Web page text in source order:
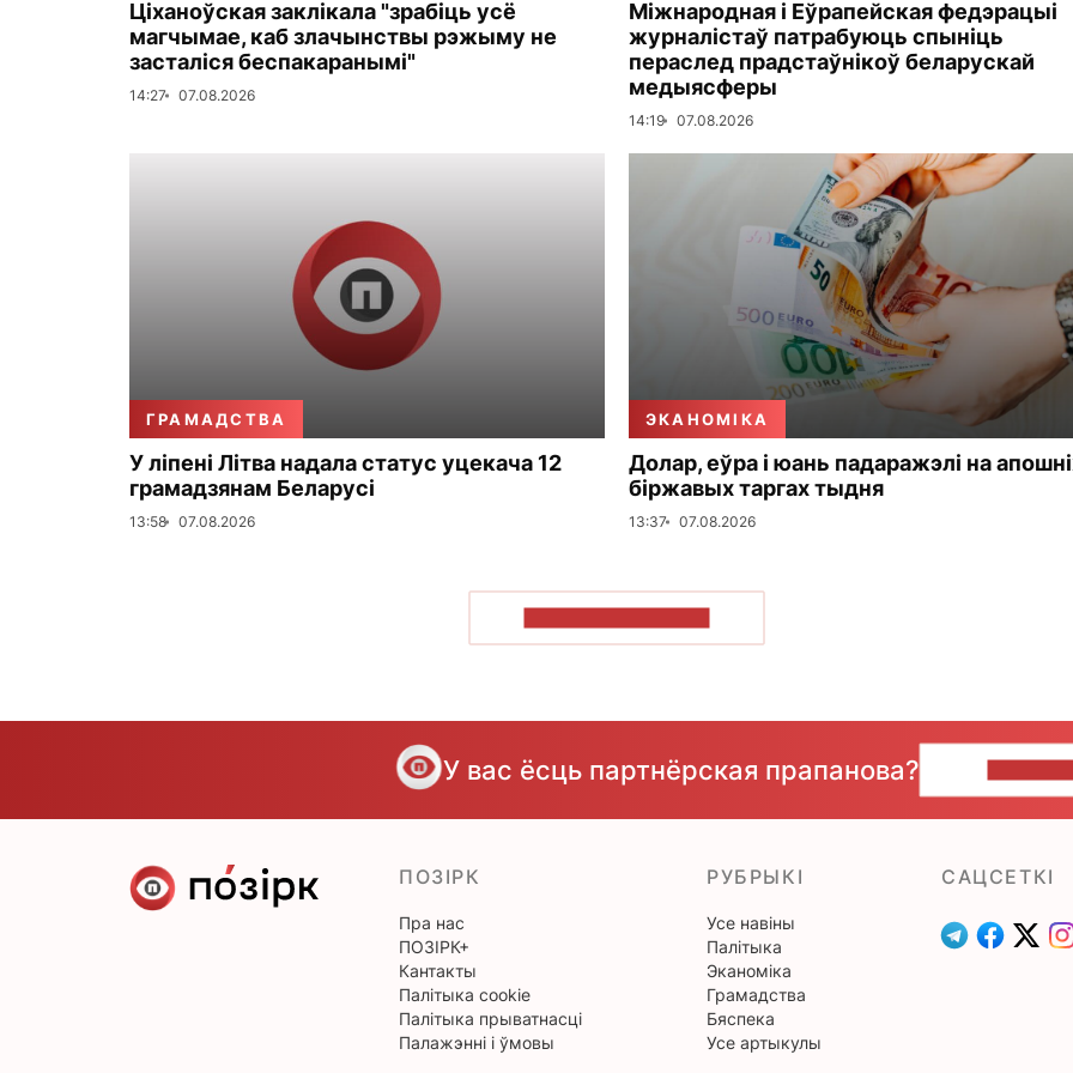
Ціханоўская заклікала "зрабіць усё
магчымае, каб злачынствы рэжыму не
засталіся беспакаранымі"
14:27 07.08.2026
Міжнародная і Еўрапейская федэрацыі
журналістаў патрабуюць спыніць
пераслед прадстаўнікоў беларускай
медыясферы
14:19 07.08.2026
ГРАМАДСТВА
У ліпені Літва надала статус уцекача 12
грамадзянам Беларусі
13:58 07.08.2026
ЭКАНОМІКА
Долар, еўра і юань падаражэлі на
біржавых таргах тыдня
13:37 07.08.2026
У вас ёсць партнёрская прапанова?
ПОЗІРК
Пра нас
ПОЗІРК+
Кантакты
Палітыка cookie
Палітыка прыватнасці
Палажэнні і ўмовы
РУБРЫКІ
Усе навіны
Палітыка
Эканоміка
Грамадства
Бяспека
Усе артыкулы
САЦСЕТКІ